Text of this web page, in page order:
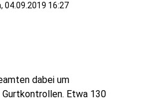
04.09.2019 16:27
dabei um
Etwa 130